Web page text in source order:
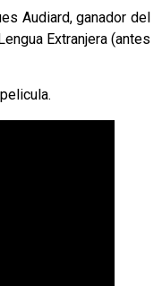
Audiard, ganador del
Extranjera (antes